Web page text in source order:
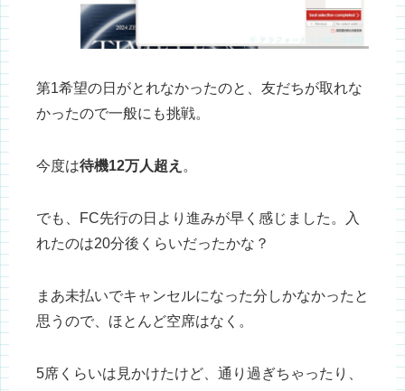
第1希望の日がとれなかったのと、友だちが取れな
かったので一般にも挑戦。
今度は待機12万人超え 。
でも、FC先行の日より進みが早く感じました。入
れたのは20分後くらいだったかな？
まあ未払いでキャンセルになった分しかなかったと
思うので、ほとんど空席はなく。
5席くらいは見かけたけど、通り過ぎちゃったり、